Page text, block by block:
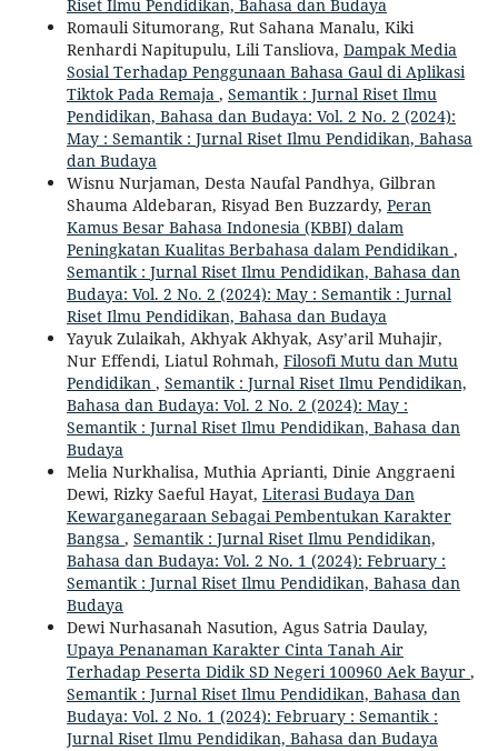
Riset Ilmu Pendidikan, Bahasa dan Budaya
Romauli Situmorang, Rut Sahana Manalu, Kiki
Renhardi Napitupulu, Lili Tansliova, Dampak Media
Sosial Terhadap Penggunaan Bahasa Gaul di Aplikasi
Tiktok Pada Remaja , Semantik : Jurnal Riset Ilmu
Pendidikan, Bahasa dan Budaya: Vol. 2 No. 2 (2024):
May : Semantik : Jurnal Riset Ilmu Pendidikan, Bahasa
dan Budaya
Wisnu Nurjaman, Desta Naufal Pandhya, Gilbran
Shauma Aldebaran, Risyad Ben Buzzardy, Peran
Kamus Besar Bahasa Indonesia (KBBI) dalam
Peningkatan Kualitas Berbahasa dalam Pendidikan ,
Semantik : Jurnal Riset Ilmu Pendidikan, Bahasa dan
Budaya: Vol. 2 No. 2 (2024): May : Semantik : Jurnal
Riset Ilmu Pendidikan, Bahasa dan Budaya
Yayuk Zulaikah, Akhyak Akhyak, Asy’aril Muhajir,
Nur Effendi, Liatul Rohmah, Filosofi Mutu dan Mutu
Pendidikan , Semantik : Jurnal Riset Ilmu Pendidikan,
Bahasa dan Budaya: Vol. 2 No. 2 (2024): May :
Semantik : Jurnal Riset Ilmu Pendidikan, Bahasa dan
Budaya
Melia Nurkhalisa, Muthia Aprianti, Dinie Anggraeni
Dewi, Rizky Saeful Hayat, Literasi Budaya Dan
Kewarganegaraan Sebagai Pembentukan Karakter
Bangsa , Semantik : Jurnal Riset Ilmu Pendidikan,
Bahasa dan Budaya: Vol. 2 No. 1 (2024): February :
Semantik : Jurnal Riset Ilmu Pendidikan, Bahasa dan
Budaya
Dewi Nurhasanah Nasution, Agus Satria Daulay,
Upaya Penanaman Karakter Cinta Tanah Air
Terhadap Peserta Didik SD Negeri 100960 Aek Bayur ,
Semantik : Jurnal Riset Ilmu Pendidikan, Bahasa dan
Budaya: Vol. 2 No. 1 (2024): February : Semantik :
Jurnal Riset Ilmu Pendidikan, Bahasa dan Budaya